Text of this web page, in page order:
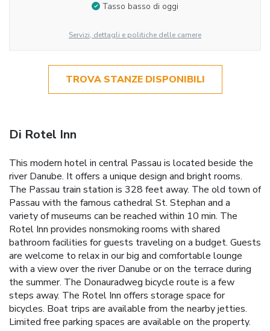
Tasso basso di oggi
Servizi, dettagli e politiche delle camere
TROVA STANZE DISPONIBILI
Di Rotel Inn
This modern hotel in central Passau is located beside the
river Danube. It offers a unique design and bright rooms.
The Passau train station is 328 feet away. The old town of
Passau with the famous cathedral St. Stephan and a
variety of museums can be reached within 10 min. The
Rotel Inn provides nonsmoking rooms with shared
bathroom facilities for guests traveling on a budget. Guests
are welcome to relax in our big and comfortable lounge
with a view over the river Danube or on the terrace during
the summer. The Donauradweg bicycle route is a few
steps away. The Rotel Inn offers storage space for
bicycles. Boat trips are available from the nearby jetties.
Limited free parking spaces are available on the property.